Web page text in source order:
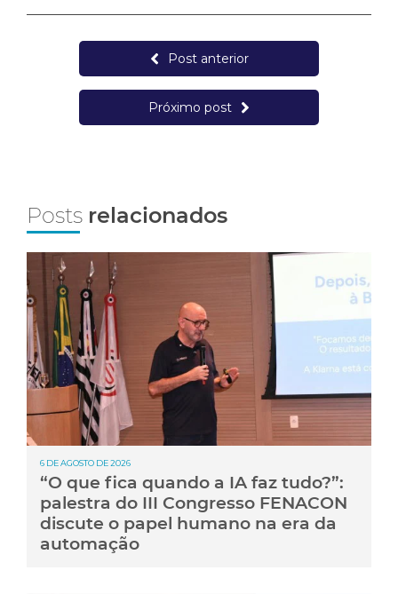
Post anterior
Próximo post
Posts relacionados
6 DE AGOSTO DE 2026
“O que fica quando a IA faz tudo?”:
palestra do III Congresso FENACON
discute o papel humano na era da
automação